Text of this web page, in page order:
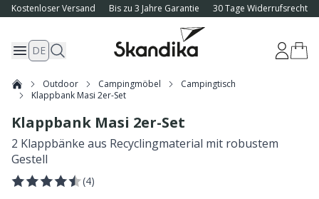
Kostenloser Versand Bis zu 3 Jahre Garantie 30 Tage Widerrufsrecht
DE
Outdoor Campingmöbel
Campingtisch
Klappbank Masi 2er-Set
Klappbank Masi 2er-Set
2 Klappbänke aus Recyclingmaterial mit robustem
Gestell
(4)